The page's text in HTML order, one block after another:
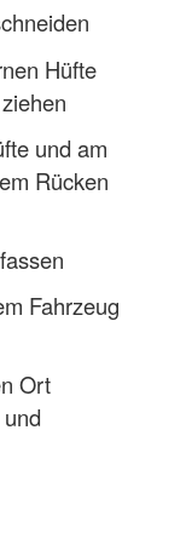
Hüfte
und am
Rücken
Fahrzeug
Ort